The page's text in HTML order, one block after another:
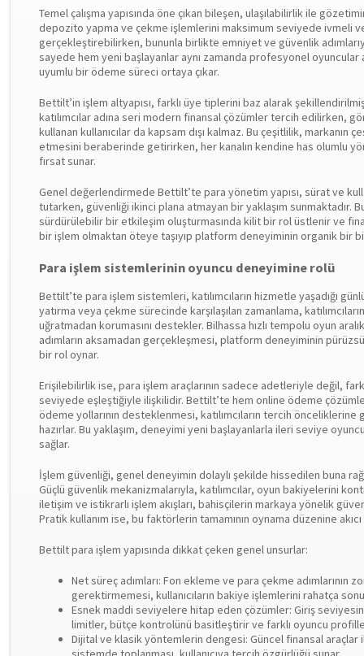
Temel çalışma yapısında öne çıkan bileşen, ulaşılabilirlik ile
depozito yapma ve çekme işlemlerini maksimum seviyede ivmeli
gerçekleştirebilirken, bununla birlikte emniyet ve güvenlik
sayede hem yeni başlayanlar aynı zamanda profesyonel oyuncular
uyumlu bir ödeme süreci ortaya çıkar.
Bettilt’in işlem altyapısı, farklı üye tiplerini baz alarak
katılımcılar adına seri modern finansal çözümler tercih edilirken,
kullanan kullanıcılar da kapsam dışı kalmaz. Bu çeşitlilik,
etmesini beraberinde getirirken, her kanalın kendine has olumlu
fırsat sunar.
Genel değerlendirmede Bettilt’te para yönetim yapısı, sürat ve
tutarken, güvenliği ikinci plana atmayan bir yaklaşım sunmaktadır.
sürdürülebilir bir etkileşim oluşturmasında kilit bir rol üstlenir ve
bir işlem olmaktan öteye taşıyıp platform deneyiminin organik bir
Para işlem sistemlerinin oyuncu deneyimine rolü
Bettilt’te para işlem sistemleri, katılımcıların hizmetle yaşadığı
yatırma veya çekme sürecinde karşılaşılan zamanlama,
uğratmadan korumasını destekler. Bilhassa hızlı tempolu oyun
adımların aksamadan gerçekleşmesi, platform deneyiminin
bir rol oynar.
Erişilebilirlik ise, para işlem araçlarının sadece adetleriyle değil,
seviyede eşleştiğiyle ilişkilidir. Bettilt’te hem online ödeme
ödeme yollarının desteklenmesi, katılımcıların tercih
hazırlar. Bu yaklaşım, deneyimi yeni başlayanlarla ileri seviye
sağlar.
İşlem güvenliği, genel deneyimin dolaylı şekilde hissedilen buna
Güçlü güvenlik mekanizmalarıyla, katılımcılar, oyun bakiyelerini
iletişim ve istikrarlı işlem akışları, bahisçilerin markaya yönelik
Pratik kullanım ise, bu faktörlerin tamamının oynama düzenine
Bettilt para işlem yapısında dikkat çeken genel unsurlar:
Net süreç adımları: Fon ekleme ve para çekme adımlarının
gerektirmemesi, kullanıcıların bakiye işlemlerini rahatça
Esnek maddi seviyelere hitap eden çözümler: Giriş
limitler, bütçe kontrolünü basitleştirir ve farklı oyuncu
Dijital ve klasik yöntemlerin dengesi: Güncel finansal araçlar